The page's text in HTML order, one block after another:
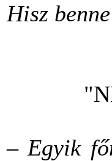
Hisz
–Egyik